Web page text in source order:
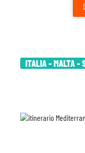
ITALIA - MALTA -